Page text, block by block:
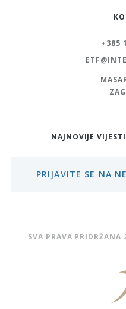
+385
NAJNOVIJE
PRIJAVITE SE NA
SVA PRAVA